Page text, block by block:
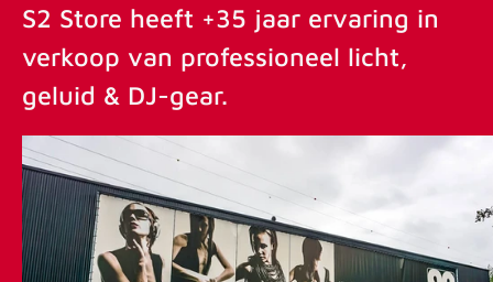
S2 Store heeft +35 jaar ervaring in
verkoop van professioneel licht,
geluid & DJ-gear.